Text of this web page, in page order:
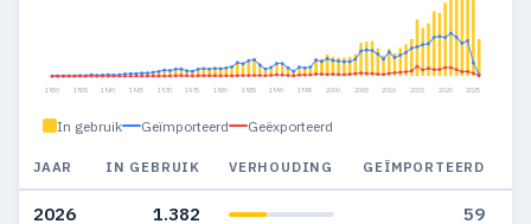
1950 1955 1960 1965 1970 1975 1980 1985 1990 1995 2000 2005 2010 2015 2020 2025
In gebruik Geïmporteerd Geëxporteerd
JAAR IN GEBRUIK VERHOUDING GEÏMPORTEERD
2026 1.382 59